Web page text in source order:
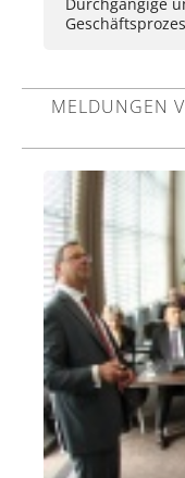
MELDUNGEN